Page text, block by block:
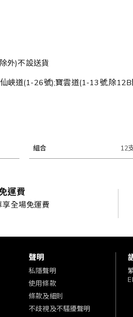
外)不設送貨
峽道(1-26號);寶雲道(1-13號,除
組合 12
運費
享全場免運費
聲明
私隱聲明
使用條款
條款及細則
不歧視及不騷擾聲明